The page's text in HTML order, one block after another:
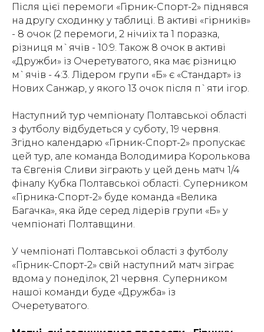
Після цієї перемоги «Гірник-Спорт-2» піднявся
на другу сходинку у таблиці. В активі «гірників»
- 8 очок (2 перемоги, 2 нічиїх та 1 поразка,
різниця м`ячів - 10:9. Також 8 очок в активі
«Дружби» із Очеретуватого, яка має різницю
м`ячів - 4:3. Лідером групи «Б» є «Стандарт» із
Нових Санжар, у якого 13 очок після п`яти ігор.
Наступний тур чемпіонату Полтавської області
з футболу відбудеться у суботу, 19 червня.
Згідно календарю «Гірник-Спорт-2» пропускає
цей тур, але команда Володимира Королькова
та Євгенія Сливи зіграють у цей день матч 1/4
фіналу Кубка Полтавської області. Суперником
«Гірника-Спорт-2» буде команда «Велика
Багачка», яка йде серед лідерів групи «Б» у
чемпіонаті Полтавщини.
У чемпіонаті Полтавської області з футболу
«Гірник-Спорт-2» свій наступний матч зіграє
вдома у понеділок, 21 червня. Суперником
нашої команди буде «Дружба» із
Очеретуватого.